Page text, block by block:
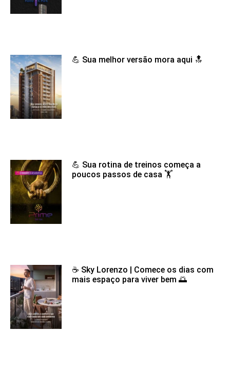
💪 Sua melhor versão mora aqui 🔝
💪 Sua rotina de treinos começa a
poucos passos de casa 🏋️
☕ Sky Lorenzo | Comece os dias com
mais espaço para viver bem 🌅